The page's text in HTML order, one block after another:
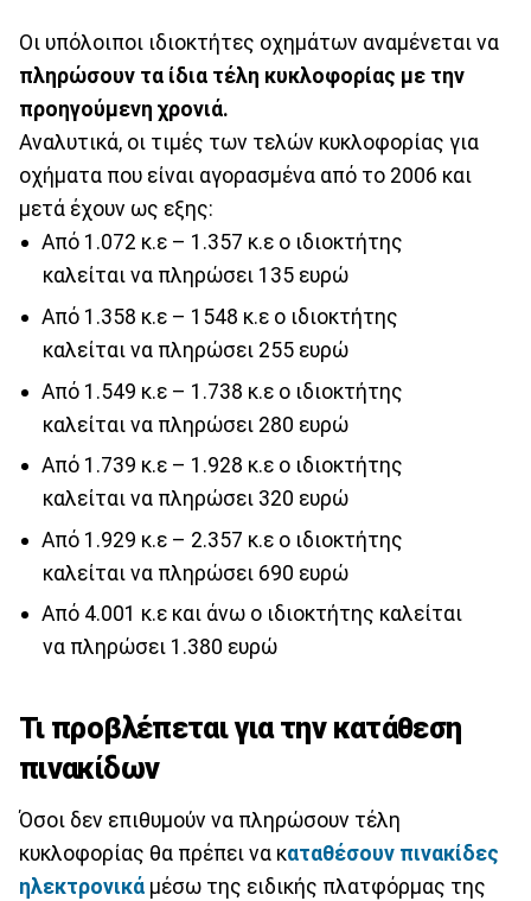
Οι υπόλοιποι ιδιοκτήτες οχημάτων αναμένεται να
πληρώσουν τα ίδια τέλη κυκλοφορίας με την
προηγούμενη χρονιά.
Αναλυτικά, οι τιμές των τελών κυκλοφορίας για
οχήματα που είναι αγορασμένα από το 2006 και
μετά έχουν ως εξης:
Από 1.072 κ.ε – 1.357 κ.ε ο ιδιοκτήτης
καλείται να πληρώσει 135 ευρώ
Από 1.358 κ.ε – 1548 κ.ε ο ιδιοκτήτης
καλείται να πληρώσει 255 ευρώ
Από 1.549 κ.ε – 1.738 κ.ε ο ιδιοκτήτης
καλείται να πληρώσει 280 ευρώ
Από 1.739 κ.ε – 1.928 κ.ε ο ιδιοκτήτης
καλείται να πληρώσει 320 ευρώ
Από 1.929 κ.ε – 2.357 κ.ε ο ιδιοκτήτης
καλείται να πληρώσει 690 ευρώ
Από 4.001 κ.ε και άνω ο ιδιοκτήτης καλείται
να πληρώσει 1.380 ευρώ
Τι προβλέπεται για την κατάθεση
πινακίδων
Όσοι δεν επιθυμούν να πληρώσουν τέλη
κυκλοφορίας θα πρέπει να καταθέσουν πινακίδες
ηλεκτρονικά μέσω της ειδικής πλατφόρμας της